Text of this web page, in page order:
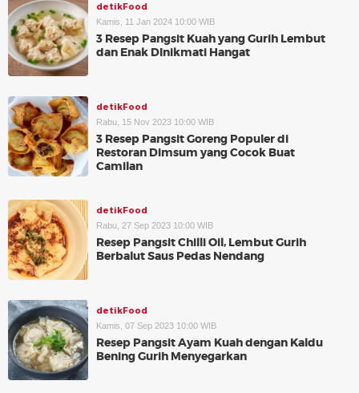
detikFood
Kamis, 11 Jan 2024 10:00 WIB
3 Resep Pangsit Kuah yang Gurih Lembut
dan Enak DInikmati Hangat
detikFood
Rabu, 15 Nov 2023 10:00 WIB
3 Resep Pangsit Goreng Populer di
Restoran Dimsum yang Cocok Buat
Camilan
detikFood
Rabu, 27 Sep 2023 10:00 WIB
Resep Pangsit Chilli Oil, Lembut Gurih
Berbalut Saus Pedas Nendang
detikFood
Kamis, 07 Sep 2023 10:00 WIB
Resep Pangsit Ayam Kuah dengan Kaldu
Bening Gurih Menyegarkan